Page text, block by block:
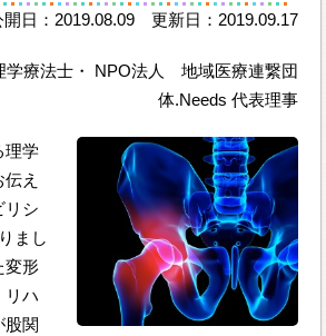
開日：2019.08.09 更新日：2019.09.17
療法士・ NPO法人 地域医療連繋団
体.Needs 代表理事
理学
え
リシ
まし
変形
リハ
股関